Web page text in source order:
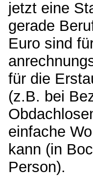
jetzt eine
gerade
Euro sind
für die
(z.B. bei
einfache
kann (in
Person).